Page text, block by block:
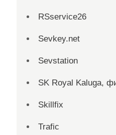
RSservice26
Sevkey.net
Sevstation
SK Royal Kaluga,
Skillfix
Trafic